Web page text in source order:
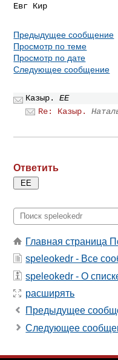
Евг Кир
Предыдущее сообщение
Просмотр по теме
Просмотр по дате
Следующее сообщение
Казыр.
ЕE
Re: Казыр.
Ответить
Главная страница
speleokedr - Все
speleokedr - О
расширять
Предыдущее
Следующее